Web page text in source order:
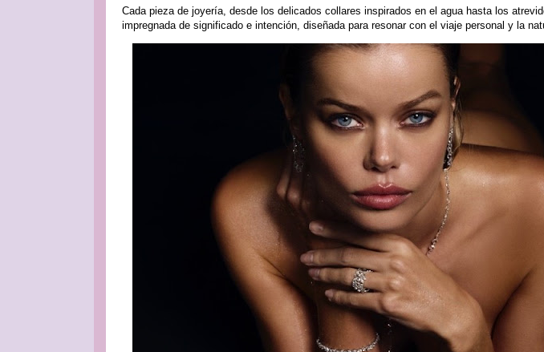
Cada pieza de joyería, desde los delicados collares inspirados en el agua hasta los
impregnada de significado e intención, diseñada para resonar con el viaje personal y la